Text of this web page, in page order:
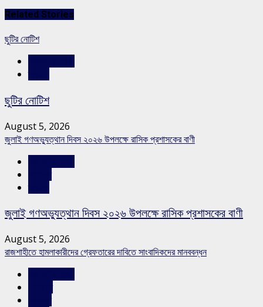
Related Stories
ছুটির নোটিশ
ছুটির নোটিশ
August 5, 2026
জুলাই গণঅভ্যুত্থান দিবস ২০২৬ উপলক্ষে রাসিক প্রশাসকের বাণী
জুলাই গণঅভ্যুত্থান দিবস ২০২৬ উপলক্ষে রাসিক প্রশাসকের বাণী
August 5, 2026
রাজশাহীতে হামলাকারীদের গ্রেফতারের দাবিতে সাংবাদিকদের মানববন্ধন